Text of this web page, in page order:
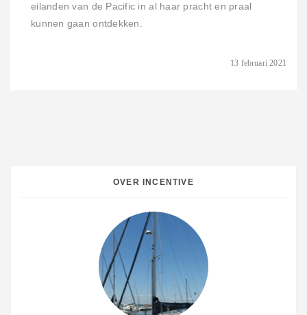
13 februari 2021
eilanden van de Pacific in al haar pracht en praal
kunnen gaan ontdekken.
OVER INCENTIVE